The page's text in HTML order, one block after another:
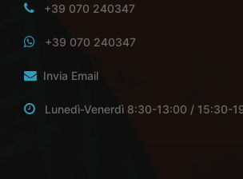
+39 070 240347
+39 070 240347
Invia Email
Lunedì-Venerdì 8:30-13:00 / 15:30-